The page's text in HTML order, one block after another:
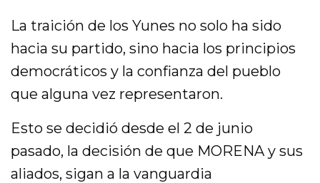
La traición de los Yunes no solo ha sido
hacia su partido, sino hacia los principios
democráticos y la confianza del pueblo
que alguna vez representaron.
Esto se decidió desde el 2 de junio
pasado, la decisión de que MORENA y sus
aliados, sigan a la vanguardia